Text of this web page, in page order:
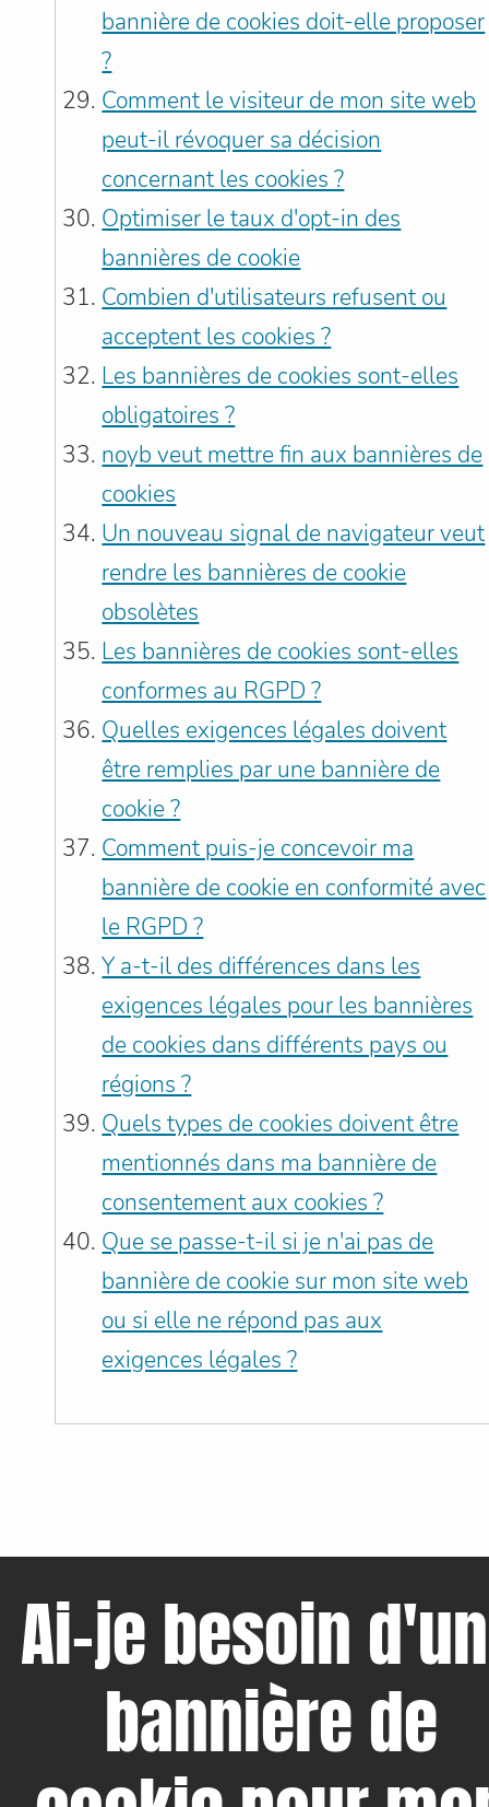
bannière de cookies doit-elle proposer
?
Comment le visiteur de mon site web
peut-il révoquer sa décision
concernant les cookies ?
Optimiser le taux d'opt-in des
bannières de cookie
Combien d'utilisateurs refusent ou
acceptent les cookies ?
Les bannières de cookies sont-elles
obligatoires ?
noyb veut mettre fin aux bannières de
cookies
Un nouveau signal de navigateur veut
rendre les bannières de cookie
obsolètes
Les bannières de cookies sont-elles
conformes au RGPD ?
Quelles exigences légales doivent
être remplies par une bannière de
cookie ?
Comment puis-je concevoir ma
bannière de cookie en conformité avec
le RGPD ?
Y a-t-il des différences dans les
exigences légales pour les bannières
de cookies dans différents pays ou
régions ?
Quels types de cookies doivent être
mentionnés dans ma bannière de
consentement aux cookies ?
Que se passe-t-il si je n'ai pas de
bannière de cookie sur mon site web
ou si elle ne répond pas aux
exigences légales ?
Ai-je besoin
bannière de